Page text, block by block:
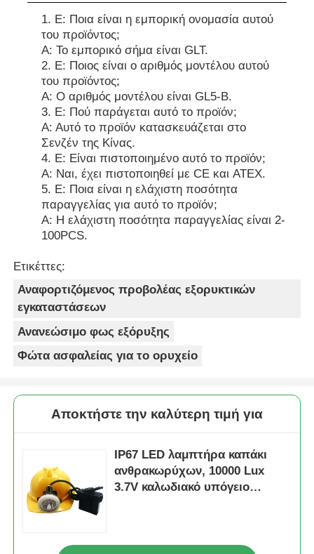
Ε: Ποια είναι η εμπορική ονομασία αυτού
του προϊόντος;
Α: Το εμπορικό σήμα είναι GLT.
Ε: Ποιος είναι ο αριθμός μοντέλου αυτού
του προϊόντος;
Α: Ο αριθμός μοντέλου είναι GL5-B.
Ε: Πού παράγεται αυτό το προϊόν;
Α: Αυτό το προϊόν κατασκευάζεται στο
Σενζέν της Κίνας.
Ε: Είναι πιστοποιημένο αυτό το προϊόν;
Α: Ναι, έχει πιστοποιηθεί με CE και ATEX.
Ε: Ποια είναι η ελάχιστη ποσότητα
παραγγελίας για αυτό το προϊόν;
Α: Η ελάχιστη ποσότητα παραγγελίας είναι 2-
100PCS.
Ετικέττες:
Αναφορτιζόμενος προβολέας εξορυκτικών
εγκαταστάσεων
Ανανεώσιμο φως εξόρυξης
Φώτα ασφαλείας για το ορυχείο
Αποκτήστε την καλύτερη τιμή για
IP67 LED λαμπτήρα καπάκι
ανθρακωρύχων, 10000 Lux
3.7V καλωδιακό υπόγειο